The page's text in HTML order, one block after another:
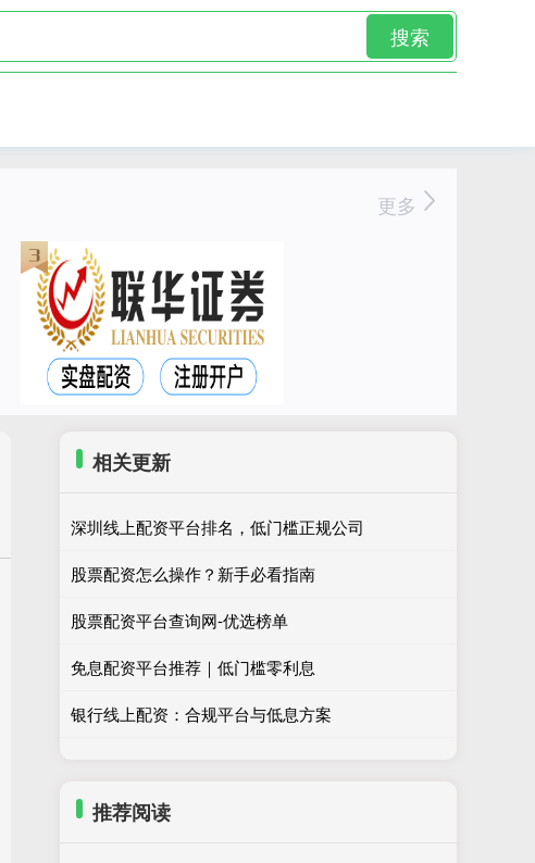
搜索
更多
相关更新
深圳线上配资平台排名，低门槛正规公司
股票配资怎么操作？新手必看指南
股票配资平台查询网-优选榜单
免息配资平台推荐｜低门槛零利息
银行线上配资：合规平台与低息方案
推荐阅读